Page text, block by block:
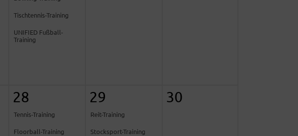
Tischtennis-Training
UNIFIED Fußball-
Training
28
Tennis-Training
Floorball-Training
29
Reit-Training
Stocksport-Training
30